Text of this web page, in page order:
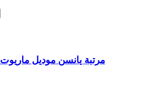
مرتبة يانسن موديل ماريوت 150*200*22 سم